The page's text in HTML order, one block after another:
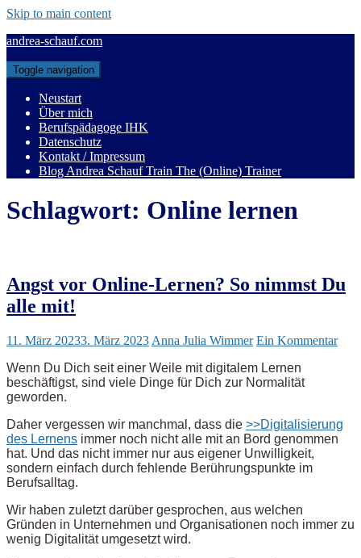
Skip to main content
andrea-schauf.com
Toggle navigation
Neustart
Über mich
Berufspädagoge IHK
Datenschutz
Kontakt / Impressum
Blog Andrea Schauf Train The (Online) Trainer
Schlagwort: Online lernen
Angst vor Online-Lernen? So nimmst Du
alle mit!
11. März 20233. März 2023 Anna Julia Wimmer Ein Kommentar
Wenn Du Dich seit einer Weile mit digitalem Lernen
beschäftigst, sind viele Dinge für Dich zur Normalität
geworden.
Daher vergessen wir manchmal, dass die >>Digitalisierung
des Lernens immer noch nicht alle mit an Bord genommen
hat. Und das nicht immer nur aus eigener Unwilligkeit,
sondern einfach durch fehlende Berührungspunkte im
Berufsalltag.
Wir haben zuletzt darüber gesprochen, aus welchen
Gründen in Unternehmen und Organisationen noch immer zu
wenig Digitalität umgesetzt wird.